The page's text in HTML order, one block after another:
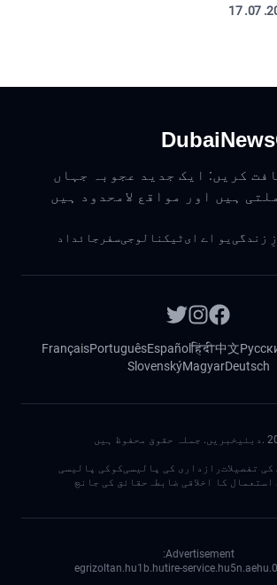
کریں: ایک جدید عجوبہ جہاں
ہیں اور مواقع لامحدود ہیں
زندگی یو اے ایٹیکنالوجیسفر جائداد
中文
हिंदी
Español
Português
Français
Deutsch
Magyar
Slovenský
.دبئیخبریں. جملہ حقوق محفوظ ہیں
کی تفصیلاترازداری کی پالیسیکوکی پالیسی
کا اخلاقی ضابطہ حقائق کی جانچ
Advertisement:
5n.ae
tire-service.hu
1b.hu
egrizoltan.hu